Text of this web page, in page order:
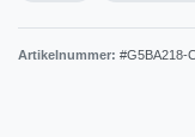
Artikelnummer: #G5BA218-